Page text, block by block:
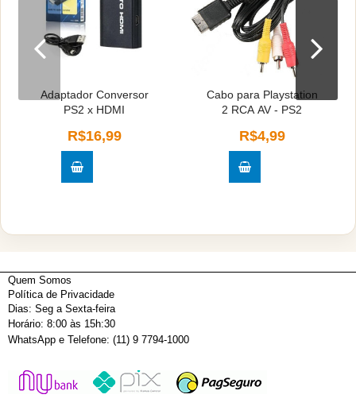
Adaptador Conversor
PS2 x HDMI
R$16,99
Cabo para Playstation
2 RCA AV - PS2
R$4,99
Quem Somos
Política de Privacidade
Dias: Seg a Sexta-feira
Horário: 8:00 às 15h:30
WhatsApp e Telefone: (11) 9 7794-1000